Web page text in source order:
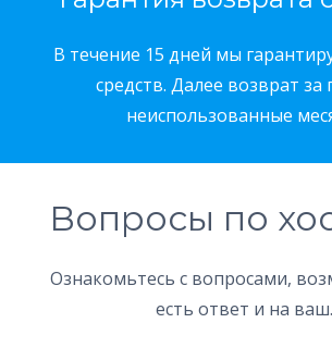
В течение 15 дней мы
средств. Далее возврат за
неиспользованные
Вопросы по
Ознакомьтесь с вопросами,
есть ответ и на ваш.